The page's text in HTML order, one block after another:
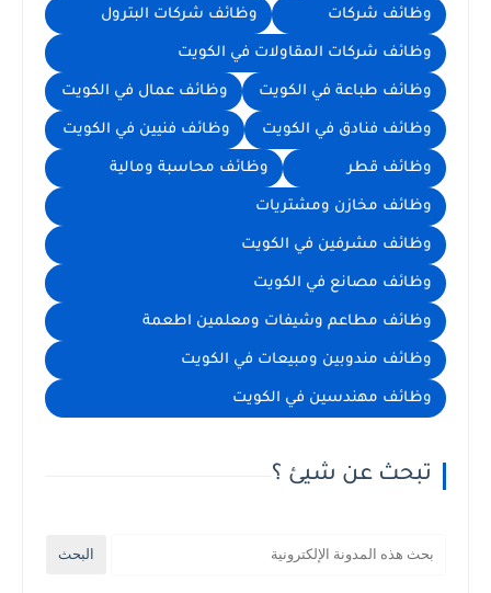
وظائف شركات وظائف شركات البترول
وظائف شركات المقاولات في الكويت
وظائف طباعة في الكويت وظائف عمال في الكويت
وظائف فنادق في الكويت وظائف فنيين في الكويت
وظائف قطر وظائف محاسبة ومالية
وظائف مخازن ومشتريات
وظائف مشرفين في الكويت
وظائف مصانع في الكويت
وظائف مطاعم وشيفات ومعلمين اطعمة
وظائف مندوبين ومبيعات في الكويت
وظائف مهندسين في الكويت
تبحث عن شيئ ؟